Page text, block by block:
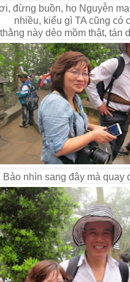
đừng buồn, họ Nguyễn
nhiều, kiểu gì TA cũng có
này dẻo mồm thật, tán
Bảo nhìn sang đây mà quay